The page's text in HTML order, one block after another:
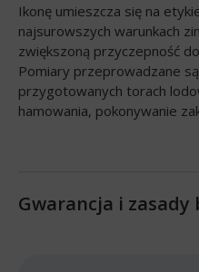
Ikonę umieszcza się na
najsurowszych warunkach
zwiększoną przyczepność
Pomiary przeprowadzane
przygotowanych torach
hamowania, pokonywanie
Gwarancja i zasady